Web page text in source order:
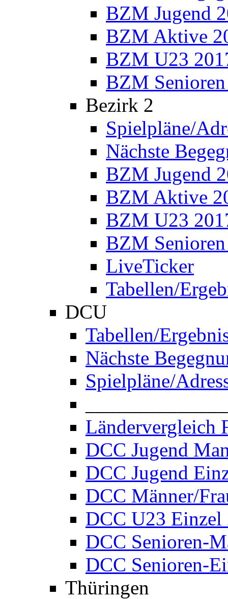
BZM Jugend
BZM Aktive
BZM U23
BZM
Bezirk 2
Spielpläne/
Nächste
BZM Jugend
BZM Aktive
BZM U23
BZM
LiveTicker
Tabellen/
DCU
Tabellen/
Nächste
Spielpläne/
Ländervergleich
DCC Jugend
DCC Jugend
DCC Männer/
DCC U23 Einzel
DCC Senioren-
DCC Senioren-
Thüringen